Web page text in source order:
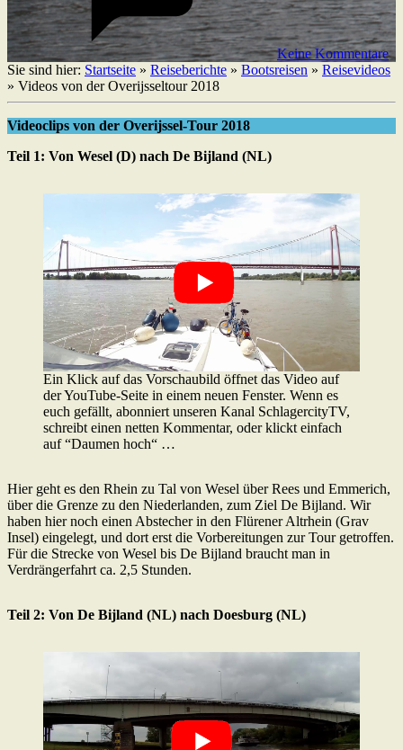
Keine Kommentare
Sie sind hier: Startseite » Reiseberichte » Bootsreisen » Reisevideos
» Videos von der Overijsseltour 2018
Videoclips von der Overijssel-Tour 2018
Teil 1: Von Wesel (D) nach De Bijland (NL)
Ein Klick auf das Vorschaubild öffnet das Video auf
der YouTube-Seite in einem neuen Fenster. Wenn es
euch gefällt, abonniert unseren Kanal SchlagercityTV,
schreibt einen netten Kommentar, oder klickt einfach
auf “Daumen hoch“ …
Hier geht es den Rhein zu Tal von Wesel über Rees und Emmerich,
über die Grenze zu den Niederlanden, zum Ziel De Bijland. Wir
haben hier noch einen Abstecher in den Flürener Altrhein (Grav
Insel) eingelegt, und dort erst die Vorbereitungen zur Tour getroffen.
Für die Strecke von Wesel bis De Bijland braucht man in
Verdrängerfahrt ca. 2,5 Stunden.
Teil 2: Von De Bijland (NL) nach Doesburg (NL)